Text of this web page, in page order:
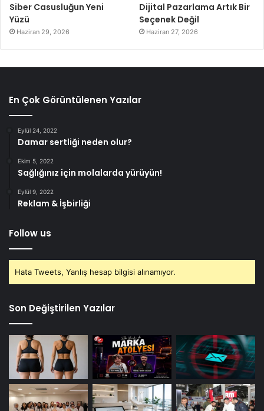
Siber Casusluğun Yeni
Yüzü
Haziran 29, 2026
Dijital Pazarlama Artık Bir
Seçenek Değil
Haziran 27, 2026
En Çok Görüntülenen Yazılar
Eylül 24, 2022
Damar sertliği neden olur?
Ekim 5, 2022
Sağlığınız için molalarda yürüyün!
Eylül 9, 2022
Reklam & İşbirliği
Follow us
Hata Tweets, Yanlış hesap bilgisi alınamıyor.
Son Değiştirilen Yazılar